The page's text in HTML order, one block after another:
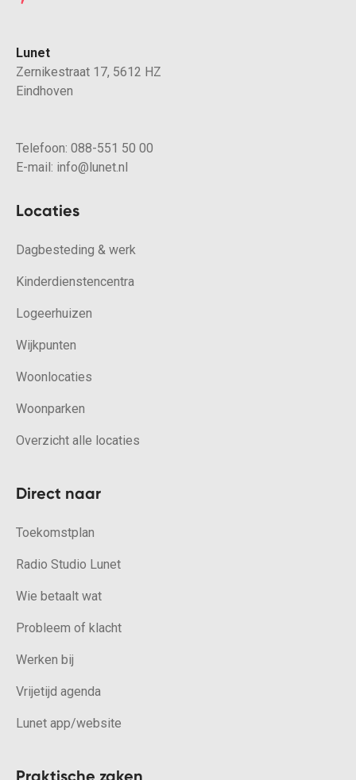
Lunet
Zernikestraat 17, 5612 HZ
Eindhoven
Telefoon: 088-551 50 00
E-mail: info@lunet.nl
Locaties
Dagbesteding & werk
Kinderdienstencentra
Logeerhuizen
Wijkpunten
Woonlocaties
Woonparken
Overzicht alle locaties
Direct naar
Toekomstplan
Radio Studio Lunet
Wie betaalt wat
Probleem of klacht
Werken bij
Vrijetijd agenda
Lunet app/website
Praktische zaken